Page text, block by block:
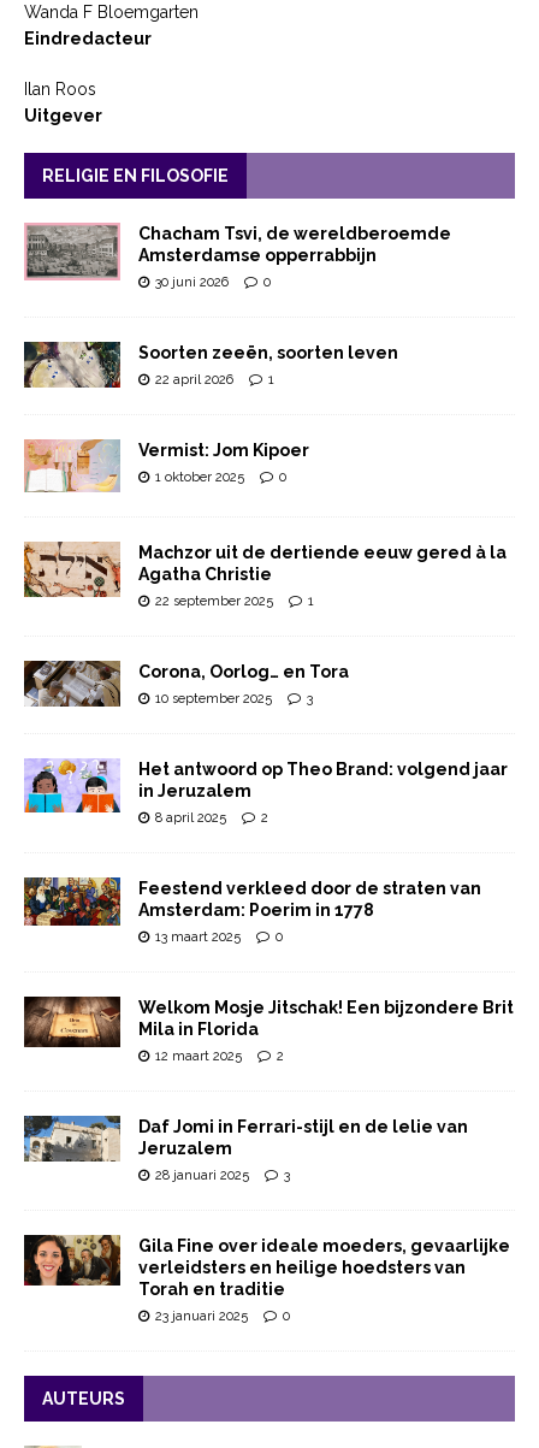
Wanda F Bloemgarten
Eindredacteur
Ilan Roos
Uitgever
RELIGIE EN FILOSOFIE
Chacham Tsvi, de wereldberoemde
Amsterdamse opperrabbijn
30 juni 2026 0
Soorten zeeën, soorten leven
22 april 2026 1
Vermist: Jom Kipoer
1 oktober 2025 0
Machzor uit de dertiende eeuw gered à la
Agatha Christie
22 september 2025 1
Corona, Oorlog… en Tora
10 september 2025 3
Het antwoord op Theo Brand: volgend jaar
in Jeruzalem
8 april 2025 2
Feestend verkleed door de straten van
Amsterdam: Poerim in 1778
13 maart 2025 0
Welkom Mosje Jitschak! Een bijzondere Brit
Mila in Florida
12 maart 2025 2
Daf Jomi in Ferrari-stijl en de lelie van
Jeruzalem
28 januari 2025 3
Gila Fine over ideale moeders, gevaarlijke
verleidsters en heilige hoedsters van
Torah en traditie
23 januari 2025 0
AUTEURS